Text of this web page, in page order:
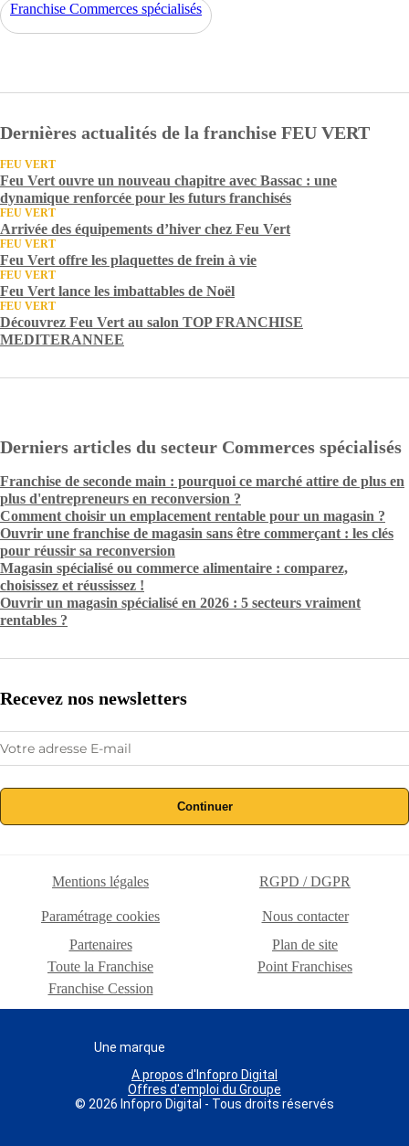
Franchise Commerces spécialisés
Dernières actualités de la franchise FEU VERT
FEU VERT
Feu Vert ouvre un nouveau chapitre avec Bassac : une
dynamique renforcée pour les futurs franchisés
FEU VERT
Arrivée des équipements d’hiver chez Feu Vert
FEU VERT
Feu Vert offre les plaquettes de frein à vie
FEU VERT
Feu Vert lance les imbattables de Noël
FEU VERT
Découvrez Feu Vert au salon TOP FRANCHISE
MEDITERANNEE
Derniers articles du secteur Commerces spécialisés
Franchise de seconde main : pourquoi ce marché attire de plus en
plus d'entrepreneurs en reconversion ?
Comment choisir un emplacement rentable pour un magasin ?
Ouvrir une franchise de magasin sans être commerçant : les clés
pour réussir sa reconversion
Magasin spécialisé ou commerce alimentaire : comparez,
choisissez et réussissez !
Ouvrir un magasin spécialisé en 2026 : 5 secteurs vraiment
rentables ?
Recevez nos newsletters
Continuer
Mentions légales RGPD / DGPR
Paramétrage cookies
Nous contacter
Partenaires
Plan de site
Toute la Franchise
Point Franchises
Franchise Cession
Une marque
A propos d'Infopro Digital
Offres d'emploi du Groupe
© 2026 Infopro Digital - Tous droits réservés